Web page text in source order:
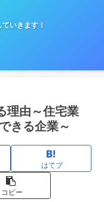
いきます！
理由～住宅業
きる企業～
はてブ
コピー